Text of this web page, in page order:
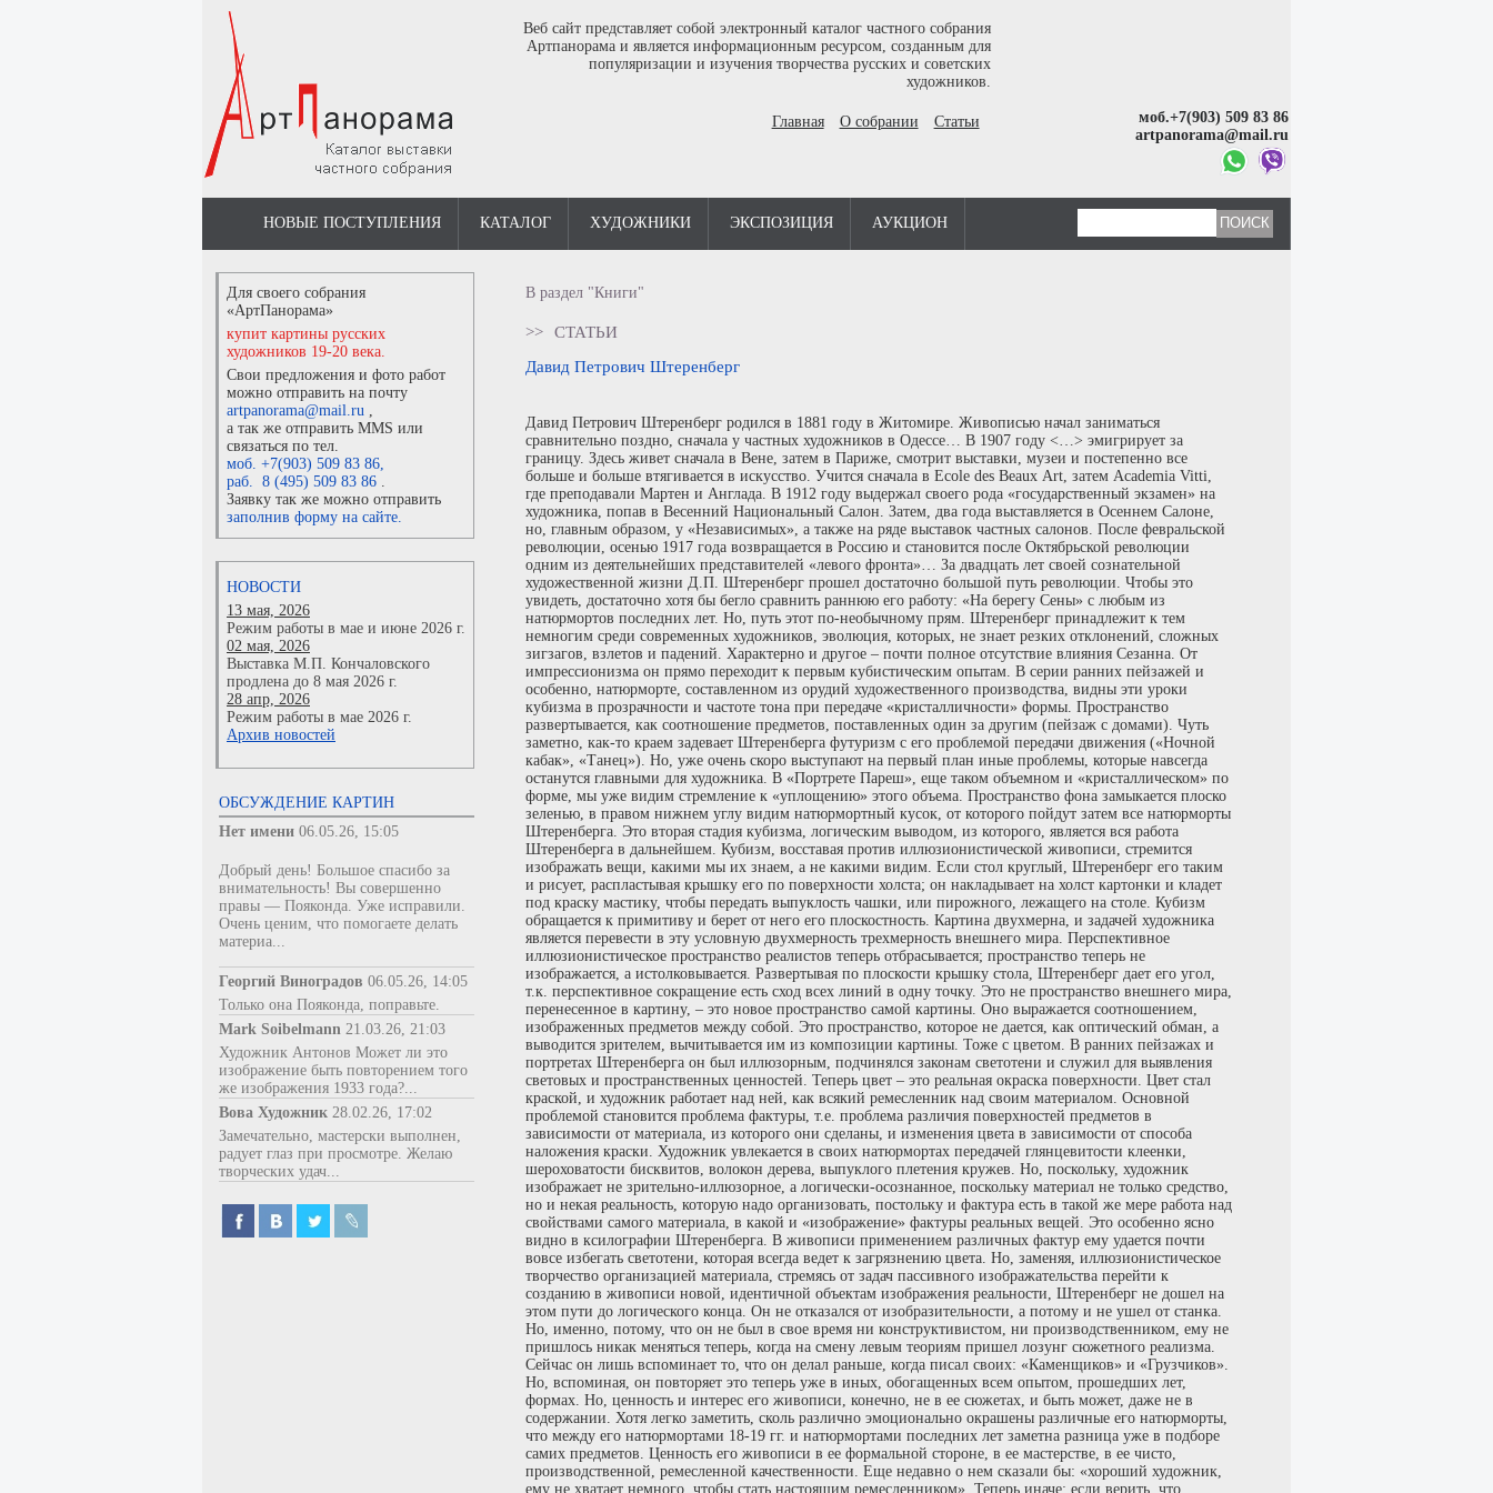
Веб сайт представляет собой электронный каталог частного собрания
Артпанорама и является информационным ресурсом, созданным для
популяризации и изучения творчества русских и советских
художников.
Главная О собрании Статьи
моб.+7(903) 509 83 86
artpanorama@mail.ru
НОВЫЕ ПОСТУПЛЕНИЯ КАТАЛОГ ХУДОЖНИКИ ЭКСПОЗИЦИЯ АУКЦИОН
Для своего собрания
«АртПанорама»
купит картины русских
художников 19-20 века.
Свои предложения и фото работ
можно отправить на почту
artpanorama@mail.ru ,
а так же отправить MMS или
связаться по тел.
моб. +7(903) 509 83 86,
раб. 8 (495) 509 83 86 .
Заявку так же можно отправить
заполнив форму на сайте.
НОВОСТИ
13 мая, 2026
Режим работы в мае и июне 2026 г.
02 мая, 2026
Выставка М.П. Кончаловского
продлена до 8 мая 2026 г.
28 апр, 2026
Режим работы в мае 2026 г.
Архив новостей
ОБСУЖДЕНИЕ КАРТИН
Нет имени 06.05.26, 15:05
Добрый день! Большое спасибо за
внимательность! Вы совершенно
правы — Пояконда. Уже исправили.
Очень ценим, что помогаете делать
материа...
Георгий Виноградов 06.05.26, 14:05
Только она Пояконда, поправьте.
Mark Soibelmann 21.03.26, 21:03
Художник Антонов Может ли это
изображение быть повторением того
же изображения 1933 года?...
Вова Художник 28.02.26, 17:02
Замечательно, мастерски выполнен,
радует глаз при просмотре. Желаю
творческих удач...
В раздел "Книги"
>> СТАТЬИ
Давид Петрович Штеренберг
Давид Петрович Штеренберг родился в 1881 году в Житомире. Живописью начал заниматься
сравнительно поздно, сначала у частных художников в Одессе… В 1907 году <…> эмигрирует за
границу. Здесь живет сначала в Вене, затем в Париже, смотрит выставки, музеи и постепенно все
больше и больше втягивается в искусство. Учится сначала в Ecole des Beaux Art, затем Academia Vitti,
где преподавали Мартен и Англада. В 1912 году выдержал своего рода «государственный экзамен» на
художника, попав в Весенний Национальный Салон. Затем, два года выставляется в Осеннем Салоне,
но, главным образом, у «Независимых», а также на ряде выставок частных салонов. После февральской
революции, осенью 1917 года возвращается в Россию и становится после Октябрьской революции
одним из деятельнейших представителей «левого фронта»… За двадцать лет своей сознательной
художественной жизни Д.П. Штеренберг прошел достаточно большой путь революции. Чтобы это
увидеть, достаточно хотя бы бегло сравнить раннюю его работу: «На берегу Сены» с любым из
натюрмортов последних лет. Но, путь этот по-необычному прям. Штеренберг принадлежит к тем
немногим среди современных художников, эволюция, которых, не знает резких отклонений, сложных
зигзагов, взлетов и падений. Характерно и другое – почти полное отсутствие влияния Сезанна. От
импрессионизма он прямо переходит к первым кубистическим опытам. В серии ранних пейзажей и
особенно, натюрморте, составленном из орудий художественного производства, видны эти уроки
кубизма в прозрачности и частоте тона при передаче «кристалличности» формы. Пространство
развертывается, как соотношение предметов, поставленных один за другим (пейзаж с домами). Чуть
заметно, как-то краем задевает Штеренберга футуризм с его проблемой передачи движения («Ночной
кабак», «Танец»). Но, уже очень скоро выступают на первый план иные проблемы, которые навсегда
останутся главными для художника. В «Портрете Пареш», еще таком объемном и «кристаллическом» по
форме, мы уже видим стремление к «уплощению» этого объема. Пространство фона замыкается плоско
зеленью, в правом нижнем углу видим натюрмортный кусок, от которого пойдут затем все натюрморты
Штеренберга. Это вторая стадия кубизма, логическим выводом, из которого, является вся работа
Штеренберга в дальнейшем. Кубизм, восставая против иллюзионистической живописи, стремится
изображать вещи, какими мы их знаем, а не какими видим. Если стол круглый, Штеренберг его таким
и рисует, распластывая крышку его по поверхности холста; он накладывает на холст картонки и кладет
под краску мастику, чтобы передать выпуклость чашки, или пирожного, лежащего на столе. Кубизм
обращается к примитиву и берет от него его плоскостность. Картина двухмерна, и задачей художника
является перевести в эту условную двухмерность трехмерность внешнего мира. Перспективное
иллюзионистическое пространство реалистов теперь отбрасывается; пространство теперь не
изображается, а истолковывается. Развертывая по плоскости крышку стола, Штеренберг дает его угол,
т.к. перспективное сокращение есть сход всех линий в одну точку. Это не пространство внешнего мира,
перенесенное в картину, – это новое пространство самой картины. Оно выражается соотношением,
изображенных предметов между собой. Это пространство, которое не дается, как оптический обман, а
выводится зрителем, вычитывается им из композиции картины. Тоже с цветом. В ранних пейзажах и
портретах Штеренберга он был иллюзорным, подчинялся законам светотени и служил для выявления
световых и пространственных ценностей. Теперь цвет – это реальная окраска поверхности. Цвет стал
краской, и художник работает над ней, как всякий ремесленник над своим материалом. Основной
проблемой становится проблема фактуры, т.е. проблема различия поверхностей предметов в
зависимости от материала, из которого они сделаны, и изменения цвета в зависимости от способа
наложения краски. Художник увлекается в своих натюрмортах передачей глянцевитости клеенки,
шероховатости бисквитов, волокон дерева, выпуклого плетения кружев. Но, поскольку, художник
изображает не зрительно-иллюзорное, а логически-осознанное, поскольку материал не только средство,
но и некая реальность, которую надо организовать, постольку и фактура есть в такой же мере работа над
свойствами самого материала, в какой и «изображение» фактуры реальных вещей. Это особенно ясно
видно в ксилографии Штеренберга. В живописи применением различных фактур ему удается почти
вовсе избегать светотени, которая всегда ведет к загрязнению цвета. Но, заменяя, иллюзионистическое
творчество организацией материала, стремясь от задач пассивного изображательства перейти к
созданию в живописи новой, идентичной объектам изображения реальности, Штеренберг не дошел на
этом пути до логического конца. Он не отказался от изобразительности, а потому и не ушел от станка.
Но, именно, потому, что он не был в свое время ни конструктивистом, ни производственником, ему не
пришлось никак меняться теперь, когда на смену левым теориям пришел лозунг сюжетного реализма.
Сейчас он лишь вспоминает то, что он делал раньше, когда писал своих: «Каменщиков» и «Грузчиков».
Но, вспоминая, он повторяет это теперь уже в иных, обогащенных всем опытом, прошедших лет,
формах. Но, ценность и интерес его живописи, конечно, не в ее сюжетах, и быть может, даже не в
содержании. Хотя легко заметить, сколь различно эмоционально окрашены различные его натюрморты,
что между его натюрмортами 18-19 гг. и натюрмортами последних лет заметна разница уже в подборе
самих предметов. Ценность его живописи в ее формальной стороне, в ее мастерстве, в ее чисто,
производственной, ремесленной качественности. Еще недавно о нем сказали бы: «хороший художник,
ему не хватает немного, чтобы стать настоящим ремесленником». Теперь иначе: если верить, что